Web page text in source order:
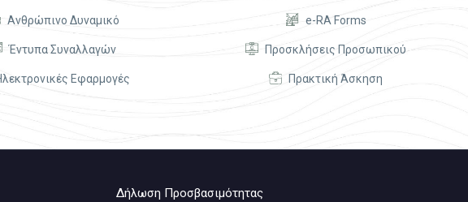
Ανθρώπινο Δυναμικό
Έντυπα Συναλλαγών
Εφαρμογές

 e-RA Forms

 Προσκλήσεις Προσωπικού

 Πρακτική Άσκηση
Δήλωση Προσβασιμότητας